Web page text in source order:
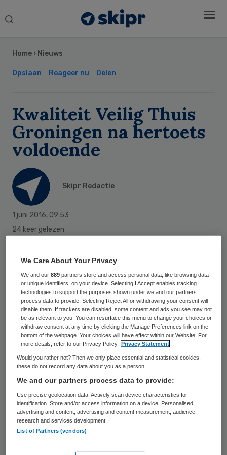
Search
Home › Nieuws
Opslaan Reageer nu Delen
Kwaliteit Veilig Thuis
Groningen na hertoets
voldoende
Skipr Redactie
1 juni 2016, 09:53
24 keer gelezen
De kwaliteit van Veilig Thuis Groningen is nu
voldoende. Tot dit oordeel zijn de Inspectie
Jeugdzorg en de Inspectie voor de
Gezondheidszorg (IGZ) gekomen na een
hertoets in april.
In oktober 2015 constateerden de
inspecties dat Veilig Thuis Groningen
slechts aan 13 van de 24 voorwaarden uit
het toetsingskader voldeed. Bij de hertoets
in april voldeed de organisatie aan 22 van
de 24 voorwaarden. In de twee
openstaande verbeterpunten zit voldoende
stellen de inspecties
Sidebar
We Care About Your Privacy
We and our889 partners store and access personal data, like browsing data
or unique identifiers, on your device. Selecting I Accept enables tracking
technologies to support the purposes shown under we and our partners
process data to provide. Selecting Reject All or withdrawing your consent will
disable them. If trackers are disabled, some content and ads you see may not
be as relevant to you. You can resurface this menu to change your choices or
withdraw consent at any time by clicking the Manage Preferences link on the
bottom of the webpage. Your choices will have effect within our Website. For
more details, refer to our Privacy Policy.
Privacy Statement
Would you rather not? Then we only place essential and statistical cookies,
these do not record any data about you as a person
We and our partners process data to provide:
Use precise geolocation data. Actively scan device characteristics for
identification. Store and/or access information on a device. Personalised
advertising and content, advertising and content measurement, audience
research and services development.
List of Partners (vendors)